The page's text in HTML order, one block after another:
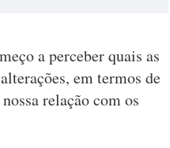
a perceber quais as
em termos de
relação com os